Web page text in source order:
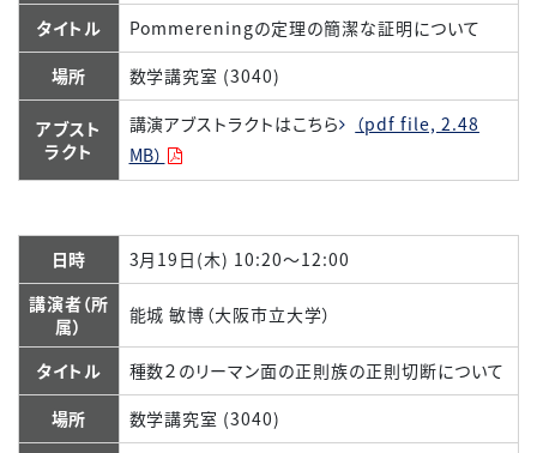
タイトル
Pommereningの定理の簡潔な証明について
場所
数学講究室 (3040)
アブスト
ラクト
講演アブストラクトはこちら
（pdf file, 2.48
MB）
日時
3月19日(木) 10:20～12:00
講演者（所
属）
能城 敏博（大阪市立大学）
タイトル
種数２のリーマン面の正則族の正則切断について
場所
数学講究室 (3040)